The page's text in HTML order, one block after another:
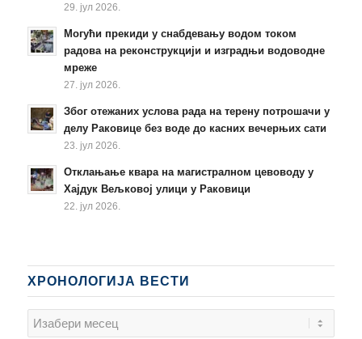
29. јул 2026.
Могући прекиди у снабдевању водом током
радова на реконструкцији и изградњи водоводне
мреже
27. јул 2026.
Због отежаних услова рада на терену потрошачи у
делу Раковице без воде до касних вечерњих сати
23. јул 2026.
Отклањање квара на магистралном цевоводу у
Хајдук Вељковој улици у Раковици
22. јул 2026.
ХРОНОЛОГИЈА ВЕСТИ